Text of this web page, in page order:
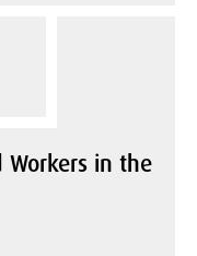
Workers in the